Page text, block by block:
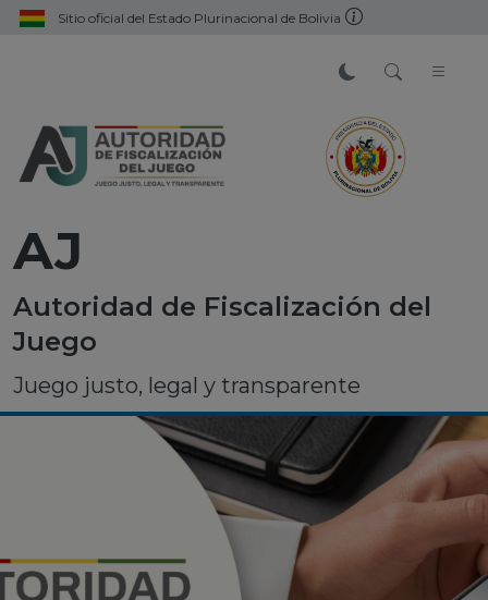
Sitio oficial del Estado Plurinacional de Bolivia
AJ
Autoridad de Fiscalización del
Juego
Juego justo, legal y transparente